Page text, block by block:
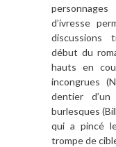
d’ivresse
discussions
début du
hauts en
incongrues
dentier
burlesques
qui a pincé
trompe de